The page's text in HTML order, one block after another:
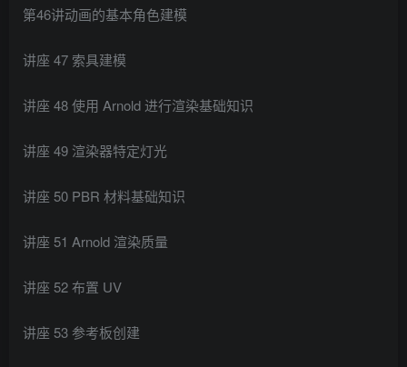
第46讲动画的基本角色建模
讲座 47 索具建模
讲座 48 使用 Arnold 进行渲染基础知识
讲座 49 渲染器特定灯光
讲座 50 PBR 材料基础知识
讲座 51 Arnold 渲染质量
讲座 52 布置 UV
讲座 53 参考板创建